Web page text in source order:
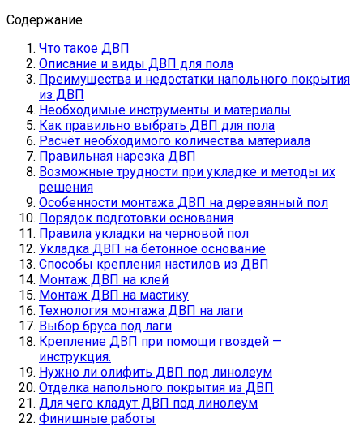
Содержание
Что такое ДВП
Описание и виды ДВП для пола
Преимущества и недостатки напольного покрытия
из ДВП
Необходимые инструменты и материалы
Как правильно выбрать ДВП для пола
Расчёт необходимого количества материала
Правильная нарезка ДВП
Возможные трудности при укладке и методы их
решения
Особенности монтажа ДВП на деревянный пол
Порядок подготовки основания
Правила укладки на черновой пол
Укладка ДВП на бетонное основание
Способы крепления настилов из ДВП
Монтаж ДВП на клей
Монтаж ДВП на мастику
Технология монтажа ДВП на лаги
Выбор бруса под лаги
Крепление ДВП при помощи гвоздей —
инструкция.
Нужно ли олифить ДВП под линолеум
Отделка напольного покрытия из ДВП
Для чего кладут ДВП под линолеум
Финишные работы